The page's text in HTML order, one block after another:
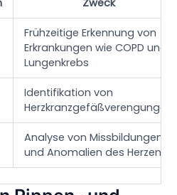
Zweck
Frühzeitige Erkennung von
Erkrankungen wie COPD und
Lungenkrebs
Identifikation von
Herzkranzgefäßverengungen
Analyse von Missbildungen
und Anomalien des Herzens